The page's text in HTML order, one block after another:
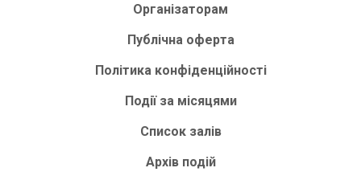
Організаторам
Публічна оферта
Політика конфіденційності
Події за місяцями
Список залів
Архів подій